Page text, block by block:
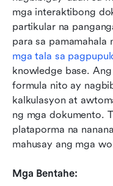
mga interaktibong
partikular na
mga tala sa
knowledge base.
formula nito ay
kalkulasyon at
ng mga dokumento.
plataporma na
mahusay ang mga
Mga Bentahe: